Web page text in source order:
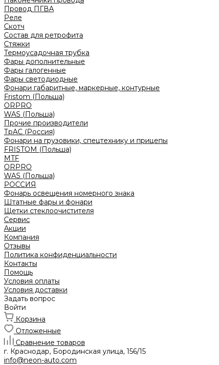
Провод ПГВА
Реле
Скотч
Состав для ретрофита
Стяжки
Термоусадочная трубка
Фары дополнительные
Фары галогенные
Фары светодиодные
Фонари габаритные, маркерные, контурные
Fristom (Польша)
ORPRO
WAS (Польша)
Прочие производители
ТрАС (Россия)
Фонари на грузовики, спецтехнику и прицепы
FRISTOM (Польша)
MTF
ORPRO
WAS (Польша)
РОССИЯ
Фонарь освещения номерного знака
Штатные фары и фонари
Щетки стеклоочистителя
Сервис
Акции
Компания
Отзывы
Политика конфиденциальности
Контакты
Помощь
Условия оплаты
Условия доставки
Задать вопрос
Войти
Корзина
Отложенные
Сравнение товаров
г. Краснодар, Бородинская улица, 156/15
info@neon-auto.com